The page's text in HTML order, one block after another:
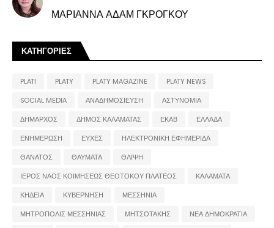
ΜΑΡΙΑΝΝΑ ΑΔΑΜ ΓΚΡΟΓΚΟΥ
ΚΑΤΗΓΟΡΙΕΣ
PLATI PLATY PLATY MAGAZINE
PLATY NEWS
SOCIAL MEDIA
ΑΝΑΔΗΜΟΣΙΕΥΣΗ
ΑΣΤΥΝΟΜΙΑ
ΔΗΜΑΡΧΟΣ
ΔΗΜΟΣ ΚΑΛΑΜΑΤΑΣ ΕΚΑΒ
ΕΛΛΑΔΑ
ΕΝΗΜΕΡΩΣΗ
ΕΥΧΕΣ
ΗΛΕΚΤΡΟΝΙΚΗ ΕΦΗΜΕΡΙΔΑ
ΘΑΝΑΤΟΣ
ΘΑΥΜΑΤΑ
ΘΛΙΨΗ
ΙΕΡΟΣ ΝΑΟΣ ΚΟΙΜΗΣΕΩΣ ΘΕΟΤΟΚΟΥ ΠΛΑΤΕΟΣ
ΚΑΛΑΜΑΤΑ
ΚΗΔΕΙΑ
ΚΥΒΕΡΝΗΣΗ
ΜΕΣΣΗΝΙΑ
ΜΗΤΡΟΠΟΛΙΣ ΜΕΣΣΗΝΙΑΣ
ΜΗΤΣΟΤΑΚΗΣ
ΝΕΑ ΔΗΜΟΚΡΑΤΙΑ